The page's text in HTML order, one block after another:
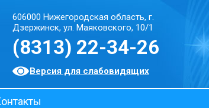
606000 Нижегородская область, г.
Дзержинск, ул. Маяковского, 10/1
(8313) 22-34-26
Версия для слабовидящих